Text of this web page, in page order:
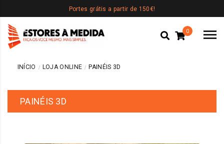
Portes grátis a partir de 150€!
0
INÍCIO LOJA ONLINE PAINÉIS 3D
PAINÉIS 3D